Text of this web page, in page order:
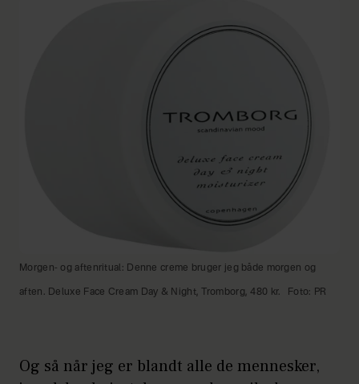
Morgen- og aftenritual: Denne creme bruger jeg både morgen og
aften. Deluxe Face Cream Day & Night, Tromborg, 480 kr. Foto: PR
Og så når jeg er blandt alle de mennesker,